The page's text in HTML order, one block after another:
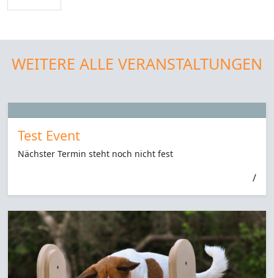
WEITERE ALLE VERANSTALTUNGEN
Test Event
Nächster Termin steht noch nicht fest
/